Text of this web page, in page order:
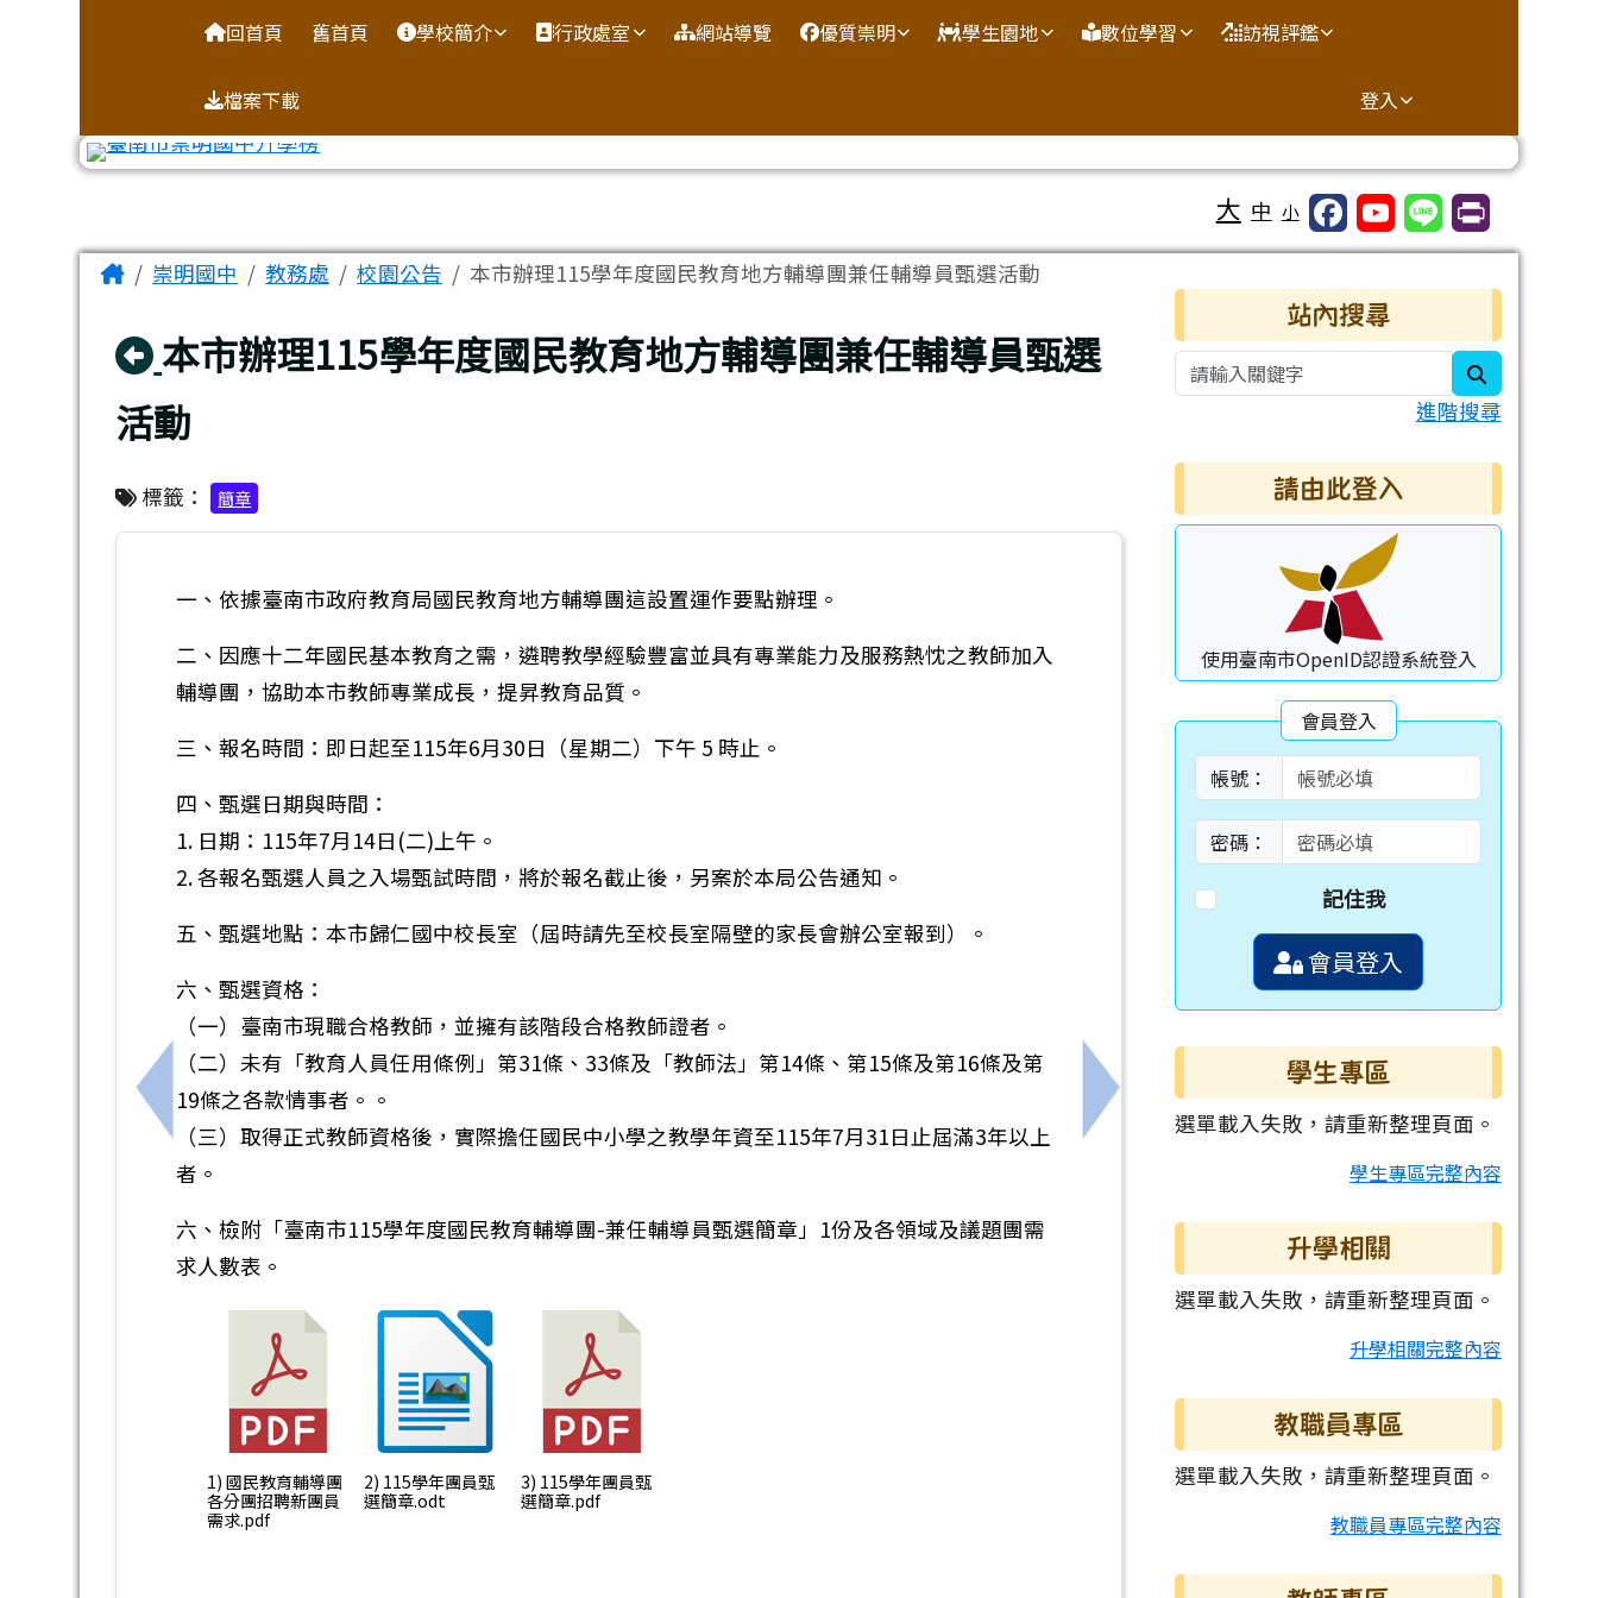
台南市崇明國中全球資訊網
回首頁 舊首頁 學校簡介 行政處室 網站導覽 優質崇明 學生園地 數位學習 訪視評鑑
檔案下載 登入
大 中 小
主內容區域
Home崇明國中 教務處 校園公告 本市辦理115學年度國民教育地方輔導團兼任輔導員甄選活動
回上頁
本市辦理115學年度國民教育地方輔導團兼任輔導員甄選
活動
標籤： 簡章
上一筆：國立高雄師範大學辦理115學年度「中小學雙語教學在職教師增能學分班」及「高級中等學校雙語實驗班在職教師雙語教學增能學分班」
一、依據臺南市政府教育局國民教育地方輔導團這設置運作要點辦理。
二、因應十二年國民基本教育之需，遴聘教學經驗豐富並具有專業能力及服務熱忱之教師加入
輔導團，協助本市教師專業成長，提昇教育品質。
三、報名時間：即日起至115年6月30日（星期二）下午 5 時止。
四、甄選日期與時間：
1. 日期：115年7月14日(二)上午。
2. 各報名甄選人員之入場甄試時間，將於報名截止後，另案於本局公告通知。
五、甄選地點：本市歸仁國中校長室（屆時請先至校長室隔壁的家長會辦公室報到）。
六、甄選資格：
（一）臺南市現職合格教師，並擁有該階段合格教師證者。
（二）未有「教育人員任用條例」第31條、33條及「教師法」第14條、第15條及第16條及第
19條之各款情事者。。
（三）取得正式教師資格後，實際擔任國民中小學之教學年資至115年7月31日止屆滿3年以上
者。
六、檢附「臺南市115學年度國民教育輔導團-兼任輔導員甄選簡章」1份及各領域及議題團需
求人數表。
1) 國民教育輔導團
各分團招聘新團員
需求.pdf
2) 115學年團員甄
選簡章.odt
3) 115學年團員甄
選簡章.pdf
下一筆：本市114學年度原住民族語認證教師加強班
右邊區域內容
站內搜尋
進階搜尋
請由此登入
使用臺南市OpenID認證系統登入
會員登入
帳號：
密碼：
記住我
會員登入
學生專區
選單載入失敗，請重新整理頁面。
學生專區完整內容
升學相關
選單載入失敗，請重新整理頁面。
升學相關完整內容
教職員專區
選單載入失敗，請重新整理頁面。
教職員專區完整內容
頁尾區域